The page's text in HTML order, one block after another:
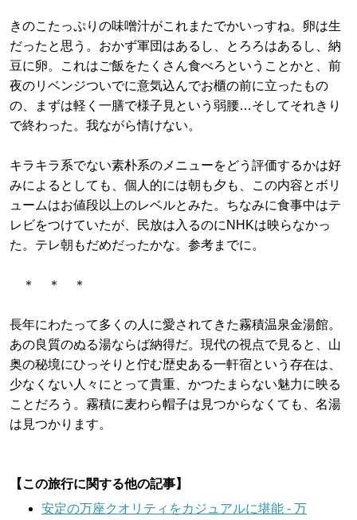
きのこたっぷりの味噌汁がこれまたでかいっすね。卵は生
だったと思う。おかず軍団はあるし、とろろはあるし、納
豆に卵。これはご飯をたくさん食べろということかと、前
夜のリベンジついでに意気込んでお櫃の前に立ったもの
の、まずは軽く一膳で様子見という弱腰…そしてそれきり
で終わった。我ながら情けない。
キラキラ系でない素朴系のメニューをどう評価するかは好
みによるとしても、個人的には朝も夕も、この内容とボリ
ュームはお値段以上のレベルとみた。ちなみに食事中はテ
レビをつけていたが、民放は入るのにNHKは映らなかっ
た。テレ朝もだめだったかな。参考までに。
＊ ＊ ＊
長年にわたって多くの人に愛されてきた霧積温泉金湯館。
あの良質のぬる湯ならば納得だ。現代の視点で見ると、山
奥の秘境にひっそりと佇む歴史ある一軒宿という存在は、
少なくない人々にとって貴重、かつたまらない魅力に映る
ことだろう。霧積に麦わら帽子は見つからなくても、名湯
は見つかります。
【この旅行に関する他の記事】
安定の万座クオリティをカジュアルに堪能 - 万